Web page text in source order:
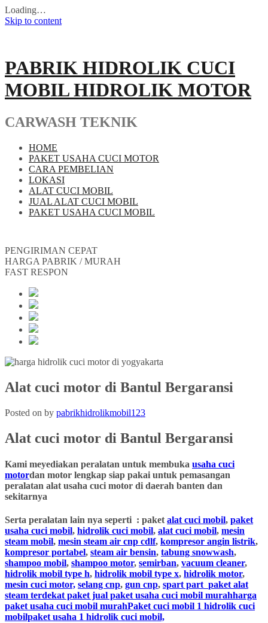
Loading…
Skip to content
PABRIK HIDROLIK CUCI
MOBIL HIDROLIK MOTOR
CARWASH TEKNIK
HOME
PAKET USAHA CUCI MOTOR
CARA PEMBELIAN
LOKASI
ALAT CUCI MOBIL
JUAL ALAT CUCI MOBIL
PAKET USAHA CUCI MOBIL
PENGIRIMAN CEPAT
HARGA PABRIK / MURAH
FAST RESPON
Alat cuci motor di Bantul Bergaransi
Posted on by pabrikhidrolikmobil123
Alat cuci motor di Bantul Bergaransi
Kami meyediakan peralatan untuk membuka usaha cuci
motordan motor lengkap siap pakai untuk pemasangan
peralatan alat usaha cuci motor di daerah banten dan
sekitarnya
Serta peralatan lain nya seperti : paket alat cuci mobil, paket
usaha cuci mobil, hidrolik cuci mobil, alat cuci mobil, mesin
steam mobil, mesin steam air cnp cdlf, kompresor angin listrik,
kompresor portabel, steam air bensin, tabung snowwash,
shampoo mobil, shampoo motor, semirban, vacuum cleaner,
hidrolik mobil type h, hidrolik mobil type x, hidrolik motor,
mesin cuci motor, selang cnp, gun cnp, spart part paket alat
steam terdekat paket jual paket usaha cuci mobil murahharga
paket usaha cuci mobil murahPaket cuci mobil 1 hidrolik cuci
mobilpaket usaha 1 hidrolik cuci mobil,